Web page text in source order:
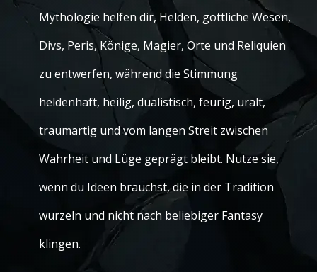
Mythologie helfen dir, Helden, göttliche Wesen,
Divs, Peris, Könige, Magier, Orte und Reliquien
zu entwerfen, während die Stimmung
heldenhaft, heilig, dualistisch, feurig, uralt,
traumartig und vom langen Streit zwischen
Wahrheit und Lüge geprägt bleibt. Nutze sie,
wenn du Ideen brauchst, die in der Tradition
wurzeln und nicht nach beliebiger Fantasy
klingen.